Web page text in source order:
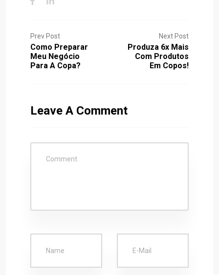
Prev Post
Como Preparar
Meu Negócio
Para A Copa?
Next Post
Produza 6x Mais
Com Produtos
Em Copos!
Leave A Comment